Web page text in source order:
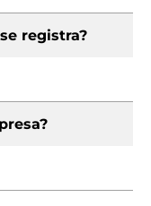
registra?